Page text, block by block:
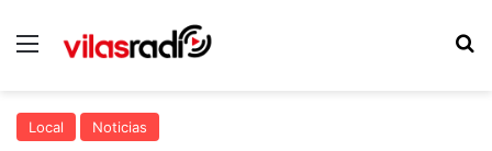
Menú
Local Noticias